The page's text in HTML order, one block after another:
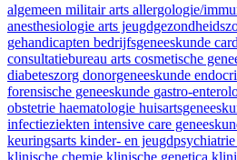
algemeen militair arts allergologie/
anesthesiologie arts
gehandicapten bedrijfsgeneeskunde
consultatiebureau arts cosmetische
diabeteszorg donorgeneeskunde
forensische geneeskunde gastro-
obstetrie haematologie
infectieziekten intensive care
keuringsarts kinder- en jeugdpsychiatrie
klinische chemie klinische genetica